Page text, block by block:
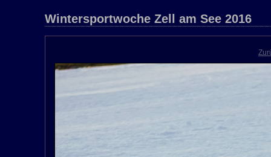
Wintersportwoche Zell am See 2016